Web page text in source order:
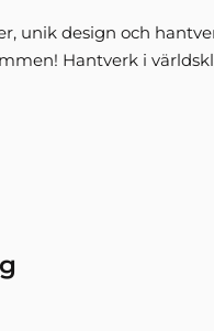
unik design och
Hantverk i